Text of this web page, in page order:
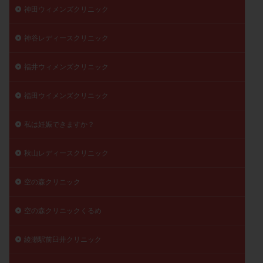
神田ウィメンズクリニック
神谷レディースクリニック
福井ウィメンズクリニック
福田ウイメンズクリニック
私は妊娠できますか？
秋山レディースクリニック
空の森クリニック
空の森クリニックくるめ
綾瀬駅前臼井クリニック